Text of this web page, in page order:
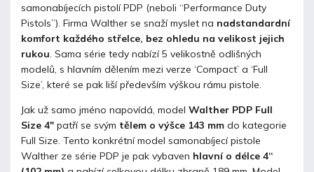
samonabíjecích pistolí PDP (neboli “Performance Duty
Pistols”). Firma Walther se snaží myslet na nadstandardní
komfort každého střelce, bez ohledu na velikost jejich
rukou. Sama série tedy nabízí 5 velikostně odlišných
modelů, s hlavním dělením mezi verze ‘Compact’ a ‘Full
Size’, které se pak liší především výškou rámu pistole.
Jak už samo jméno napovídá, model Walther PDP Full
Size 4" patří se svým tělem o výšce 143 mm do kategorie
Full Size. Tento konkrétní model samonabíjecí pistole
Walther ze série PDP je pak vybaven hlavní o délce 4“